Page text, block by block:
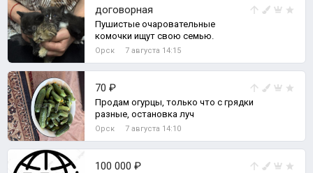
договорная
Пушистые очаровательные
комочки ищут свою семью.
Орск 7 августа 14:15
70 ₽
Продам огурцы, только что с грядки
разные, остановка луч
Орск 7 августа 14:10
100 000 ₽